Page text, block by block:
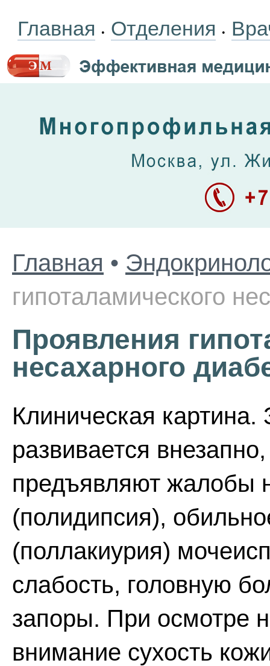
Главная • Отделения •
Главная •
гипоталамического
Проявления
несахарного
Клиническая
развивается
предъявляют жалобы
(полидипсия),
(поллакиурия)
слабость, головную
запоры. При осмотре
внимание сухость